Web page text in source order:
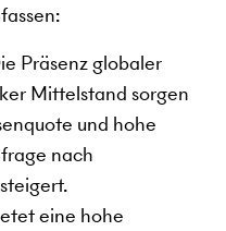
Präsenz globaler
Mittelstand sorgen
und hohe
nach
eine hohe